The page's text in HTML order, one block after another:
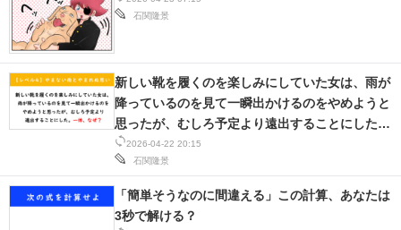
石関隆景
2026-04-22 20:15
石関隆景
新しい靴を履くのを楽しみにしていた女は、雨が
降っているのを見て一瞬出かけるのをやめようと
思ったが、むしろ予定より遠出することにした。
一体、なぜ？ 「ウミガメのスープ」クイズに挑
戦！【レベル4】
「簡単そうなのに間違える」この計算、あなたは
3秒で解ける？